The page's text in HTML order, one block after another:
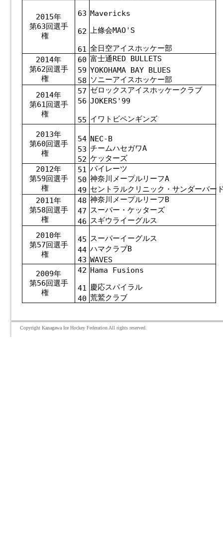
2015年
第63回選手
権
63 Mavericks
62 上條会MAO'S
61 全日空アイスホッケー部
2014年
第62回選手
権
60 富士通RED BULLETS
59 YOKOHAMA BAY BLUES
58 ソニーアイスホッケー部
2014年
第61回選手
権
57 ゼロックスアイスホッケークラブ
56 JOKERS'99
55 イワトビペンギンズ
2013年
第60回選手
権
54 NEC-B
53 チームハセガワA
52 ケッターズ
2012年
第59回選手
権
51 パイレーツ
50 神奈川メープルリーフA
49 セントラルクリニック・サンダーバー
2011年
第58回選手
権
48 神奈川メープルリーフB
47 スーパー・ケッターズ
46 スギウライーグルス
2010年
第57回選手
権
45 スーパーイーグルス
44 ハマクラブB
43 WAVES
2009年
第56回選手
権
42 Hama Fusions
41
慶応スパイラル
40 荒鷲クラブ
Copyright Kanagawa Ice Hockey Federation All rights reserved.